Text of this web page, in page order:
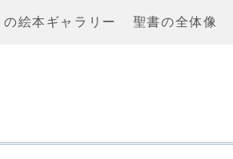
絵本ギャラリー 聖書の全体像